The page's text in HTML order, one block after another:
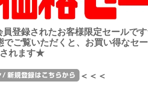
登録されたお客様限定セールで
ご覧いただくと、お買い得なセ
されます★
＜＜＜